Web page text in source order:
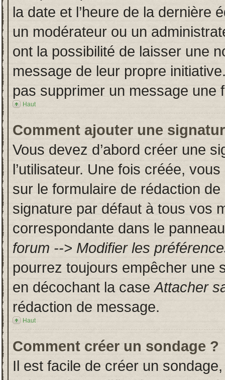
la date et l’heure de la dernière
un modérateur ou un
ont la possibilité de laisser une
message de leur propre
pas supprimer un message une
Haut
Comment ajouter une
Vous devez d’abord créer une
l’utilisateur. Une fois créée,
sur le formulaire de rédaction
signature par défaut à tous vos
correspondante dans le
forum --> Modifier les
pourrez toujours empêcher une
en décochant la caseAttacher
rédaction de message.
Haut
Comment créer un sondage ?
Il est facile de créer un